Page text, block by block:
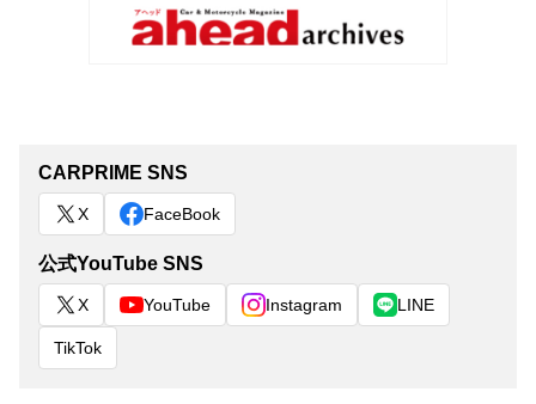
CARPRIME SNS
X FaceBook
公式YouTube SNS
X YouTube Instagram LINE
TikTok